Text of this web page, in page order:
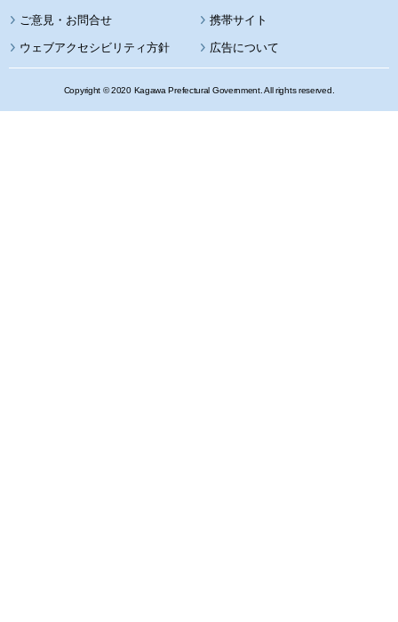
携帯サイト
ウェブアクセシビリティ方針 広告について
Copyright © 2020 Kagawa Prefectural Government. All rights reserved.